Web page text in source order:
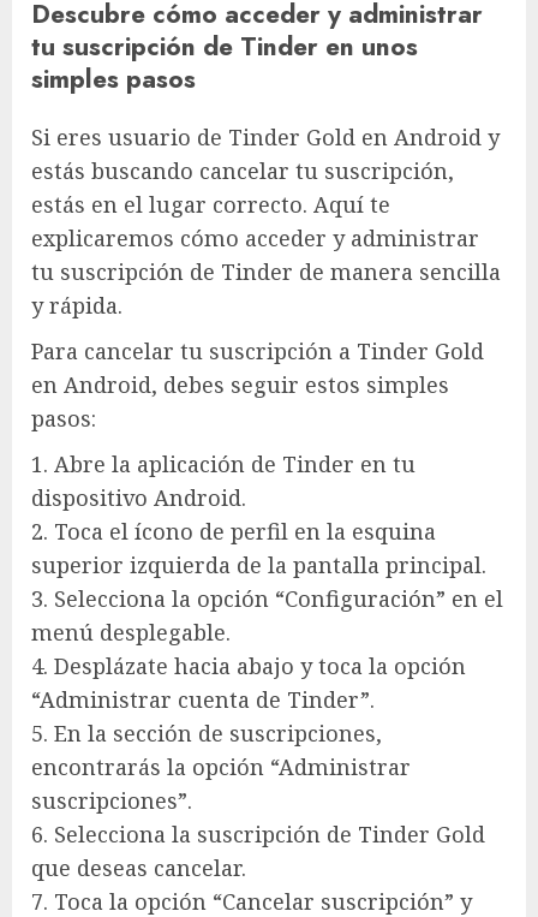
Descubre cómo acceder y administrar
tu suscripción de Tinder en unos
simples pasos
Si eres usuario de Tinder Gold en Android y
estás buscando cancelar tu suscripción,
estás en el lugar correcto. Aquí te
explicaremos cómo acceder y administrar
tu suscripción de Tinder de manera sencilla
y rápida.
Para cancelar tu suscripción a Tinder Gold
en Android, debes seguir estos simples
pasos:
1. Abre la aplicación de Tinder en tu
dispositivo Android.
2. Toca el ícono de perfil en la esquina
superior izquierda de la pantalla principal.
3. Selecciona la opción “Configuración” en el
menú desplegable.
4. Desplázate hacia abajo y toca la opción
“Administrar cuenta de Tinder”.
5. En la sección de suscripciones,
encontrarás la opción “Administrar
suscripciones”.
6. Selecciona la suscripción de Tinder Gold
que deseas cancelar.
7. Toca la opción “Cancelar suscripción” y